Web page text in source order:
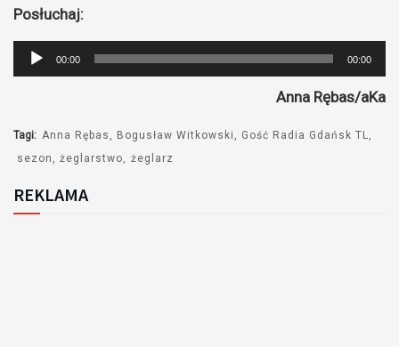
Posłuchaj:
Odtwarzacz
plików
00:00 00:00
Anna Rębas/aKa
Tagi: Anna Rębas Bogusław Witkowski
Gość Radia Gdańsk TL
sezon
żeglarstwo żeglarz
REKLAMA